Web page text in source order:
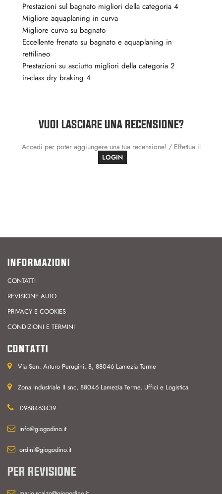
Prestazioni sul bagnato migliori della categoria 4
Migliore aquaplaning in curva
Migliore curva su bagnato
Eccellente frenata su bagnato e aquaplaning in
rettilineo
Prestazioni su asciutto migliori della categoria 2
in-class dry braking 4
VUOI LASCIARE UNA RECENSIONE?
Accedi per poter aggiungere una tua recensione! / Effettua il
LOGIN
INFORMAZIONI
CONTATTI
REVISIONE AUTO
PRIVACY E COOKIES
CONDIZIONI E TERMINI
CONTATTI
Via Sen. Arturo Perugini, 8, 88046 Lamezia Terme
Zona Industriale II snc, 88046 Lamezia Terme, Uffici e Logistica
0968463439
info@giogodino.it
ordini@giogodino.it
PER REVISIONE